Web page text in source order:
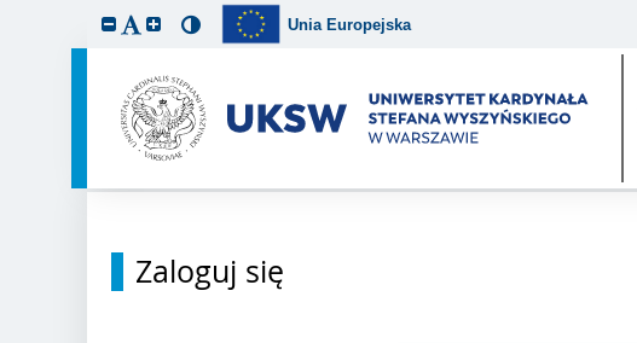
Unia Europejska
Zaloguj się